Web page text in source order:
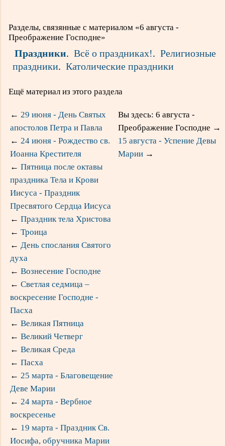
Разделы, связянные с материалом «6 августа -
Преображение Господне»
Праздники. Всё о праздниках!. Религиозные
праздники. Католические праздники
Ещё материал из этого раздела
← 29 июня - День Святых
апостолов Петра и Павла
← 24 июня - Рождество св.
Иоанна Крестителя
← Пятница после октавы
праздника Тела и Крови
Иисуса - Праздник
Пресвятого Сердца Иисуса
← Праздник тела Христова
← Троица
← День спослания Святого
духа
← Вознесение Господне
← Светлая седмица –
воскресение Господне -
Пасха
← Великая Пятница
← Великий Четверг
← Великая Среда
← Пасха
← 25 марта - Благовещение
Деве Марии
← 24 марта - Вербное
воскресенье
← 19 марта - Праздник Св.
Иосифа, обручника Марии
Вы здесь: 6 августа -
Преображение Господне →
15 августа - Успение Девы
Марии →